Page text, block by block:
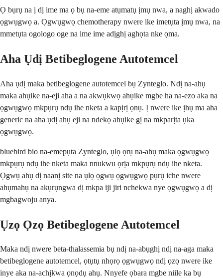
Ọ bụrụ na ị dị ime ma ọ bụ na-eme atụmatụ ịmụ nwa, a naghị akwado
ọgwụgwọ a. Ọgwụgwọ chemotherapy nwere ike imetụta ịmụ nwa, na
mmetụta ogologo oge na ime ime adịghị aghọta nke ọma.
Aha Ụdị Betibeglogene Autotemcel
Aha ụdị maka betibeglogene autotemcel bụ Zynteglo. Ndị na-ahụ
maka ahụike na-eji aha a na akwụkwọ ahụike mgbe ha na-ezo aka na
ọgwụgwọ mkpụrụ ndụ ihe nketa a kapịrị ọnụ. Ị nwere ike ịhụ ma aha
generic na aha ụdị ahụ eji na ndekọ ahụike gị na mkparịta ụka
ọgwụgwọ.
bluebird bio na-emepụta Zynteglo, ụlọ ọrụ na-ahụ maka ọgwụgwọ
mkpụrụ ndụ ihe nketa maka nnukwu ọrịa mkpụrụ ndụ ihe nketa.
Ọgwụ ahụ dị naanị site na ụlọ ọgwụ ọgwụgwọ pụrụ iche nwere
ahụmahụ na akụrụngwa dị mkpa iji jiri nchekwa nye ọgwụgwọ a dị
mgbagwoju anya.
Ụzọ Ọzọ Betibeglogene Autotemcel
Maka ndị nwere beta-thalassemia bụ ndị na-abụghị ndị na-aga maka
betibeglogene autotemcel, ọtụtụ nhọrọ ọgwụgwọ ndị ọzọ nwere ike
inye aka na-achịkwa ọnọdụ ahụ. Nnyefe ọbara mgbe niile ka bụ